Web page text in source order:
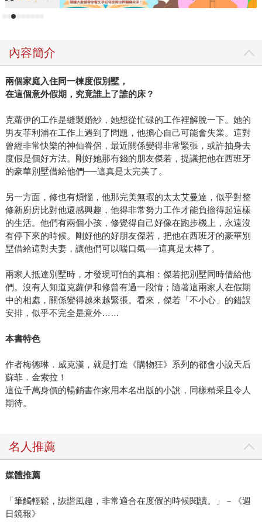
初期，曾如此說道。儘管作家之路充滿不確定的迷霧，金索
年，購物狂電影上檔，許多台灣讀者第一次認識這位作家
時，她的創作之路已行進了十五年。這十五年的苦心孤詣，
以平均一年一本的速度推進，誕生出七本以本名出版的小
說、五本購物狂系列小說及四本獨立小說。 許多成名作家回
首來時路，經常可以指出一個關鍵決勝點，有如鯉魚躍龍
門，讓自己躋身暢銷之林。金索拉的決勝點發生在她年近三
十時，她決定嘗試喜劇風格，以自己的中間名和母親的娘家
姓為筆名作為區隔，以熟悉的財經記者職業為出發點，創造
出膾炙人口的經典女主角麗貝卡‧布盧姆伍德。 「以不同名字
我原來的作品。」金索拉曾對《星期日郵報》如此表示。事
實證明，那本書絕非災難。購物狂麗貝卡的誕生，以詼諧趣
味的方式，反映出女人追求時尚名牌的想望。儘管讀者不盡
苟同麗貝卡近乎著魔的消費行為，嚴肅的書評家責其淺薄，
是書迷支持的驗證。金索拉對購物狂心態細膩深入的描繪，
使得歐美都會小說論述中，一度把都會小說跟名牌購物劃上
等號。她的創作生涯就此進入高峰。 金索拉在創作方面的用
心，遠非常人能想像。為了撰寫《購物狂挑戰曼哈頓》和
《購物狂，我們結婚吧》（皆為馥林文化），她飛往紐約多
中的夢幻品牌──Vera Wang婚紗。如此多次親身調查的成
果，呈現為歷歷如繪的文字，令讀者彷若置身曼哈頓第五大
道，進行一場瘋狂的購物巡禮。 在麗貝卡幸福前往蜜月之
後，購物狂原本該劃下終曲。金索拉卻不斷接到讀者詢問：
此有了第四、五集的誕生。 金索拉的寫作排程深具紀律。唯
她必須定時休息，做皮拉提斯、物理治療並購置新桌椅來改
一半要把我拉出來很痛苦，尤其是男女主角快要接吻時。」
內容簡介
兩個家庭入住同一棟度假別墅，
在這個意外假期，究竟誰上了誰的床？
克蘿伊的工作是縫製婚紗，她想從忙碌的工作裡解脫一下。她的
男友菲利浦在工作上遇到了問題，他擔心自己可能會失業。這對
曾經非常快樂的神仙眷侶，最近關係變得非常緊張，或許抽身去
度假是個好方法。剛好她那有錢的朋友傑若，提議把他在西班牙
的豪華別墅借給他們──這真是太完美了。
另一方面，修也有煩惱，他那完美無瑕的太太艾曼達，似乎對整
修新廚房比對他還感興趣，他得非常努力工作才能負擔得起這樣
的生活。他們有兩個小孩，修覺得自己好像在跑步機上，永遠沒
有停下來的時候。剛好他的好朋友傑若，把他在西班牙的豪華別
墅借給這對夫妻，讓他們可以喘口氣──這真是太棒了。
兩家人抵達別墅時，才發現可怕的真相：傑若把別墅同時借給他
們。沒有人知道克蘿伊和修曾有過一段情；隨著這兩家人在假期
中的相處，關係變得越來越緊張。看來，傑若「不小心」的錯誤
安排，似乎不完全是意外……
本書特色
作者梅德琳．威克漢，就是打造《購物狂》系列的都會小說天后
蘇菲．金索拉！
這位千萬身價的暢銷書作家用本名出版的小說，同樣精采且令人
期待。
名人推薦
媒體推薦
「筆觸輕鬆，詼諧風趣，非常適合在度假的時候閱讀。」－《週
日鏡報》